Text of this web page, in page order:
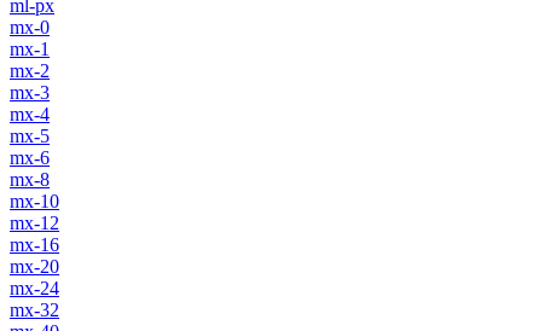
ml-px
mx-0
mx-1
mx-2
mx-3
mx-4
mx-5
mx-6
mx-8
mx-10
mx-12
mx-16
mx-20
mx-24
mx-32